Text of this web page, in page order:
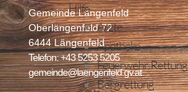
Hilfe
Ärzte
Apotheke
Feuerwehr, Rettung
Bergrettung
Gemeinde Längenfeld
Oberlängenfeld 72
6444 Längenfeld
Telefon: +43 5253 5205
gemeinde@laengenfeld.gv.at